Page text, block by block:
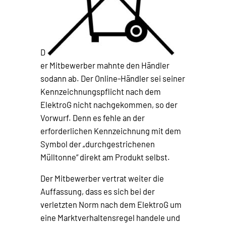
D
er Mitbewerber mahnte den Händler
sodann ab. Der Online-Händler sei seiner
Kennzeichnungspflicht nach dem
ElektroG nicht nachgekommen, so der
Vorwurf. Denn es fehle an der
erforderlichen Kennzeichnung mit dem
Symbol der „durchgestrichenen
Mülltonne“ direkt am Produkt selbst.
Der Mitbewerber vertrat weiter die
Auffassung, dass es sich bei der
verletzten Norm nach dem ElektroG um
eine Marktverhaltensregel handele und